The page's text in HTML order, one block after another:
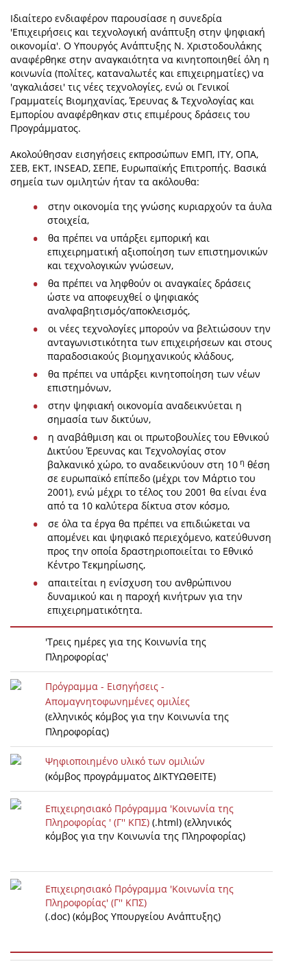
Ιδιαίτερο ενδιαφέρον παρουσίασε η συνεδρία
'Επιχειρήσεις και τεχνολογική ανάπτυξη στην ψηφιακή
οικονομία'. Ο Υπουργός Ανάπτυξης Ν. Χριστοδουλάκης
αναφέρθηκε στην αναγκαιότητα να κινητοποιηθεί όλη η
κοινωνία (πολίτες, καταναλωτές και επιχειρηματίες) να
'αγκαλιάσει' τις νέες τεχνολογίες, ενώ οι Γενικοί
Γραμματείς Βιομηχανίας, Έρευνας & Τεχνολογίας και
Εμπορίου αναφέρθηκαν στις επιμέρους δράσεις του
Προγράμματος.
Ακολούθησαν εισηγήσεις εκπροσώπων ΕΜΠ, ΙΤΥ, ΟΠΑ,
ΣΕΒ, ΕΚΤ, INSEAD, ΣΕΠΕ, Ευρωπαϊκής Επιτροπής. Βασικά
σημεία των ομιλητών ήταν τα ακόλουθα:
στην οικονομία της γνώσης κυριαρχούν τα άυλα
στοιχεία,
θα πρέπει να υπάρξει εμπορική και
επιχειρηματική αξιοποίηση των επιστημονικών
και τεχνολογικών γνώσεων,
θα πρέπει να ληφθούν οι αναγκαίες δράσεις
ώστε να αποφευχθεί ο ψηφιακός
αναλφαβητισμός/αποκλεισμός,
οι νέες τεχνολογίες μπορούν να βελτιώσουν την
ανταγωνιστικότητα των επιχειρήσεων και στους
παραδοσιακούς βιομηχανικούς κλάδους,
θα πρέπει να υπάρξει κινητοποίηση των νέων
επιστημόνων,
στην ψηφιακή οικονομία αναδεικνύεται η
σημασία των δικτύων,
η αναβάθμιση και οι πρωτοβουλίες του Εθνικού
Δικτύου Έρευνας και Τεχνολογίας στον
βαλκανικό χώρο, το αναδεικνύουν στη 10 η θέση
σε ευρωπαϊκό επίπεδο (μέχρι τον Μάρτιο του
2001), ενώ μέχρι το τέλος του 2001 θα είναι ένα
από τα 10 καλύτερα δίκτυα στον κόσμο,
σε όλα τα έργα θα πρέπει να επιδιώκεται να
απομένει και ψηφιακό περιεχόμενο, κατεύθυνση
προς την οποία δραστηριοποιείται το Εθνικό
Κέντρο Τεκμηρίωσης,
απαιτείται η ενίσχυση του ανθρώπινου
δυναμικού και η παροχή κινήτρων για την
επιχειρηματικότητα.
'Τρεις ημέρες για της Κοινωνία της
Πληροφορίας'
Πρόγραμμα - Εισηγήσεις -
Απομαγνητοφωνημένες ομιλίες
(ελληνικός κόμβος για την Κοινωνία της
Πληροφορίας)
Ψηφιοποιημένο υλικό των ομιλιών
(κόμβος προγράμματος ΔΙΚΤΥΩΘΕΙΤΕ)
Επιχειρησιακό Πρόγραμμα 'Κοινωνία της
Πληροφορίας ' (Γ'' ΚΠΣ) (.html) (ελληνικός
κόμβος για την Κοινωνία της Πληροφορίας)
Επιχειρησιακό Πρόγραμμα 'Κοινωνία της
Πληροφορίας' (Γ'' ΚΠΣ)
(.doc) (κόμβος Υπουργείου Ανάπτυξης)